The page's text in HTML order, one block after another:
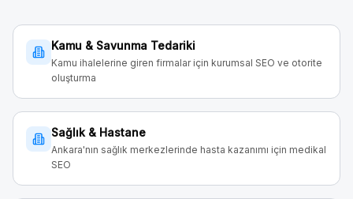
Kamu & Savunma Tedariki
Kamu ihalelerine giren firmalar için kurumsal SEO ve otorite
oluşturma
Sağlık & Hastane
Ankara'nın sağlık merkezlerinde hasta kazanımı için medikal
SEO